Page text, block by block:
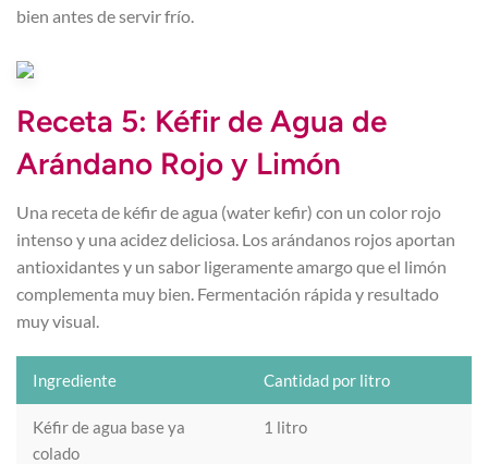
bien antes de servir frío.
Receta 5: Kéfir de Agua de
Arándano Rojo y Limón
Una receta de kéfir de agua (water kefir) con un color rojo
intenso y una acidez deliciosa. Los arándanos rojos aportan
antioxidantes y un sabor ligeramente amargo que el limón
complementa muy bien. Fermentación rápida y resultado
muy visual.
Ingrediente Cantidad por litro
Kéfir de agua base ya
colado
1 litro